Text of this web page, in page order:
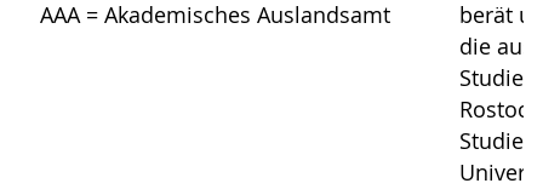
AAA = Akademisches Auslandsamt
berät
die